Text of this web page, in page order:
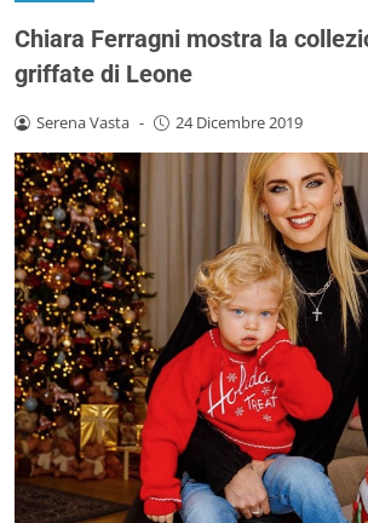
Chiara Ferragni mostra la
griffate di Leone
Serena Vasta - 24 Dicembre 2019